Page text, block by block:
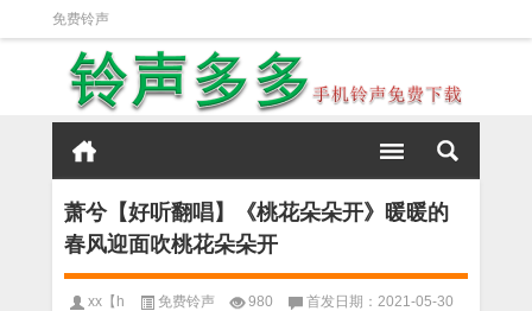
免费铃声
萧兮【好听翻唱】《桃花朵朵开》暖暖的
春风迎面吹桃花朵朵开
xx【h 免费铃声 980
首发日期：2021-05-30